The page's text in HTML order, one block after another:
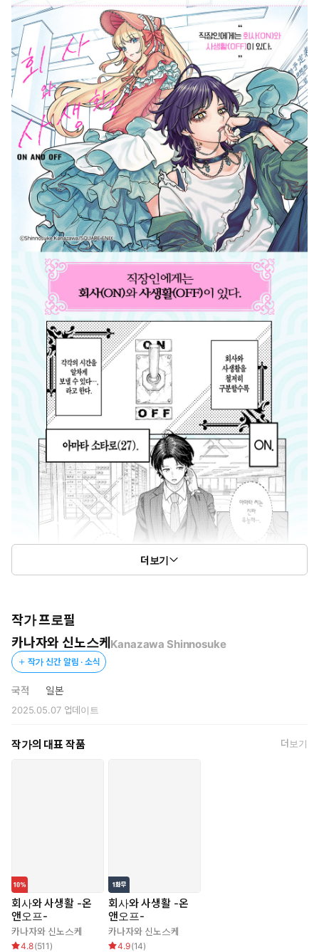
더보기
작가 프로필
카나자와 신노스케 Kanazawa Shinnosuke
작가 신간 알림 · 소식
국적 일본
2025.05.07업데이트
작가의 대표 작품 더보기
회사와 사생활 -온
앤오프-
카나자와 신노스케
4.8(511 )
회사와 사생활 -온
앤오프-
카나자와 신노스케
4.9(14)